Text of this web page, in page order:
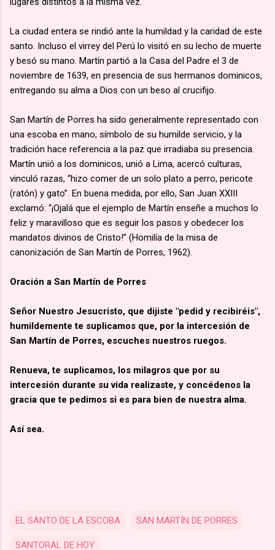
La ciudad entera se rindió ante la humildad y la caridad de este
santo. Incluso el virrey del Perú lo visitó en su lecho de muerte
y besó su mano. Martín partió a la Casa del Padre el 3 de
noviembre de 1639, en presencia de sus hermanos dominicos,
entregando su alma a Dios con un beso al crucifijo.
San Martín de Porres ha sido generalmente representado con
una escoba en mano, símbolo de su humilde servicio, y la
tradición hace referencia a la paz que irradiaba su presencia.
Martín unió a los dominicos, unió a Lima, acercó culturas,
vinculó razas, “hizo comer de un solo plato a perro, pericote
(ratón) y gato”. En buena medida, por ello, San Juan XXIII
exclamó: “¡Ojalá que el ejemplo de Martín enseñe a muchos lo
feliz y maravilloso que es seguir los pasos y obedecer los
mandatos divinos de Cristo!” (Homilía de la misa de
canonización de San Martín de Porres, 1962).
Oración a San Martín de Porres
Señor Nuestro Jesucristo, que dijiste "pedid y recibiréis",
humildemente te suplicamos que, por la intercesión de
San Martín de Porres, escuches nuestros ruegos.
Renueva, te suplicamos, los milagros que por su
intercesión durante su vida realizaste, y concédenos la
gracia que te pedimos si es para bien de nuestra alma.
Así sea.
EL SANTO DE LA ESCOBA SAN MARTÍN DE PORRES
SANTORAL DE HOY